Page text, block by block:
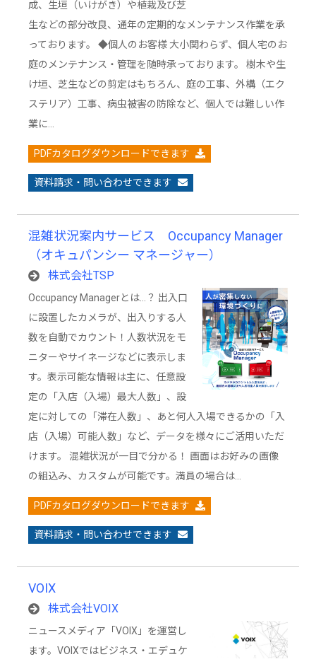
成、生垣（いけがき）や植栽及び芝
生などの部分改良、通年の定期的なメンテナンス作業を承
っております。 ◆個人のお客様 大小関わらず、個人宅のお
庭のメンテナンス・管理を随時承っております。 樹木や生
け垣、芝生などの剪定はもちろん、庭の工事、外構（エク
ステリア）工事、病虫被害の防除など、個人では難しい作
業に…
PDFカタログダウンロードできます
資料請求・問い合わせできます
混雑状況案内サービス Occupancy Manager
（オキュパンシー マネージャー）
株式会社TSP
Occupancy Managerとは…？ 出入口
に設置したカメラが、出入りする人
数を自動でカウント！人数状況をモ
ニターやサイネージなどに表示しま
す。表示可能な情報は主に、任意設
定の「入店（入場）最大人数」、設
定に対しての「滞在人数」、あと何人入場できるかの「入
店（入場）可能人数」など、データを様々にご活用いただ
けます。 混雑状況が一目で分かる！ 画面はお好みの画像
の組込み、カスタムが可能です。満員の場合は…
PDFカタログダウンロードできます
資料請求・問い合わせできます
VOIX
株式会社VOIX
ニュースメディア「VOIX」を運営し
ます。VOIXではビジネス・エデュケ